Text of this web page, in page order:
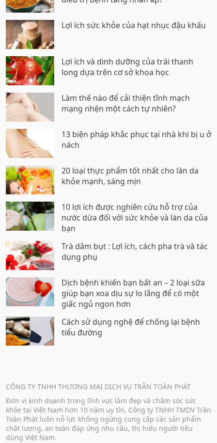
Lợi ích sức khỏe của hạt nhục đậu khấu
Lợi ích và dinh dưỡng của trái thanh
long dựa trên cơ sở khoa học
Làm thế nào để cải thiện tĩnh mạch
mạng nhện một cách tự nhiên?
13 biện pháp khắc phục tại nhà khi bị u ở
nách
20 loại thực phẩm tốt nhất cho làn da
khỏe mạnh, sáng mịn
10 lợi ích được nghiên cứu hỗ trợ của
nước dừa đối với sức khỏe và làn da của
bạn
Trà dâm bụt : Lợi ích, cách pha trà và tác
dụng phụ
Dịch bệnh khiến bạn bất an – 2 loại sữa
giúp bạn xoa dịu sự lo lắng để có một
giấc ngủ ngon hơn
Cách sử dụng nghệ để chống lại bệnh
tiểu đường
CÔNG TY TNHH THƯƠNG MẠI DỊCH VỤ TRẦN TOÀN PHÁT
Đơn vị kinh doanh trong lĩnh vực làm đẹp và chăm sóc sức
khỏe tại Việt Nam hơn 10 năm uy tín, Công ty TNHH TMDV Trần
Toàn Phát luôn nỗ lực không ngừng cung cấp các sản phẩm
chất lượng, an toàn đáp ứng nhu cầu, thị hiếu người tiêu
dùng Việt Nam.